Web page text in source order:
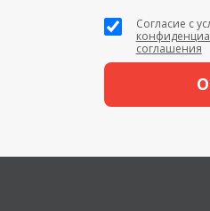
Согласие с
соглашения